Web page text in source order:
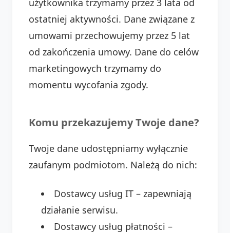
użytkownika trzymamy przez 3 lata od
ostatniej aktywności. Dane związane z
umowami przechowujemy przez 5 lat
od zakończenia umowy. Dane do celów
marketingowych trzymamy do
momentu wycofania zgody.
Komu przekazujemy Twoje dane?
Twoje dane udostępniamy wyłącznie
zaufanym podmiotom. Należą do nich:
Dostawcy usług IT – zapewniają
działanie serwisu.
Dostawcy usług płatności –